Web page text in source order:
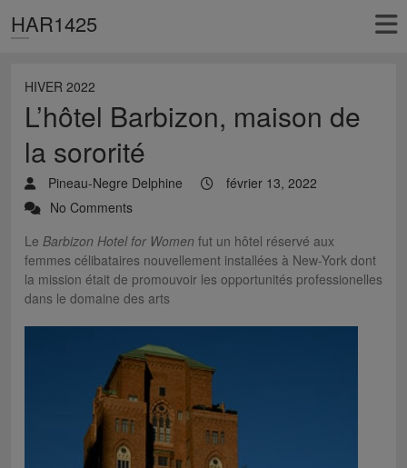
HAR1425
HIVER 2022
L’hôtel Barbizon, maison de
la sororité
Pineau-Negre Delphine
février 13, 2022
No Comments
Le Barbizon Hotel for Women fut un hôtel réservé aux
femmes célibataires nouvellement installées à New-York dont
la mission était de promouvoir les opportunités professionelles
dans le domaine des arts